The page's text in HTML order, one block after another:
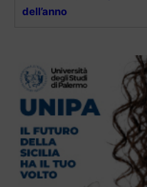
dell’anno